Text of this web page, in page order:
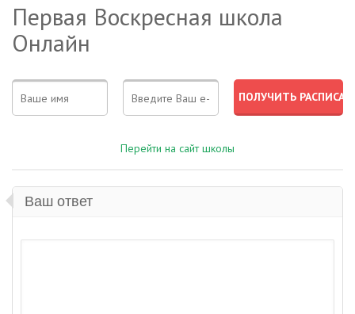
Первая Воскресная школа
Онлайн
Перейти на сайт школы
Ваш ответ